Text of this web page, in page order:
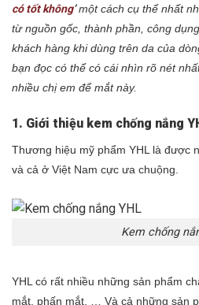
có tốt không’một cách cụ thể nhất
từ nguồn gốc, thành phần, công
khách hàng khi dùng trên da của
bạn đọc có thể có cái nhìn rõ nét
nhiều chị em để mắt này.
1. Giới thiệu kem chống nắng
Thương hiệu mỹ phẩm YHL là được
và cả ở Việt Nam cực ưa chuộng.
Kem chống
YHL có rất nhiều những sản phẩm
mắt, phấn mắt, … Và cả những sản